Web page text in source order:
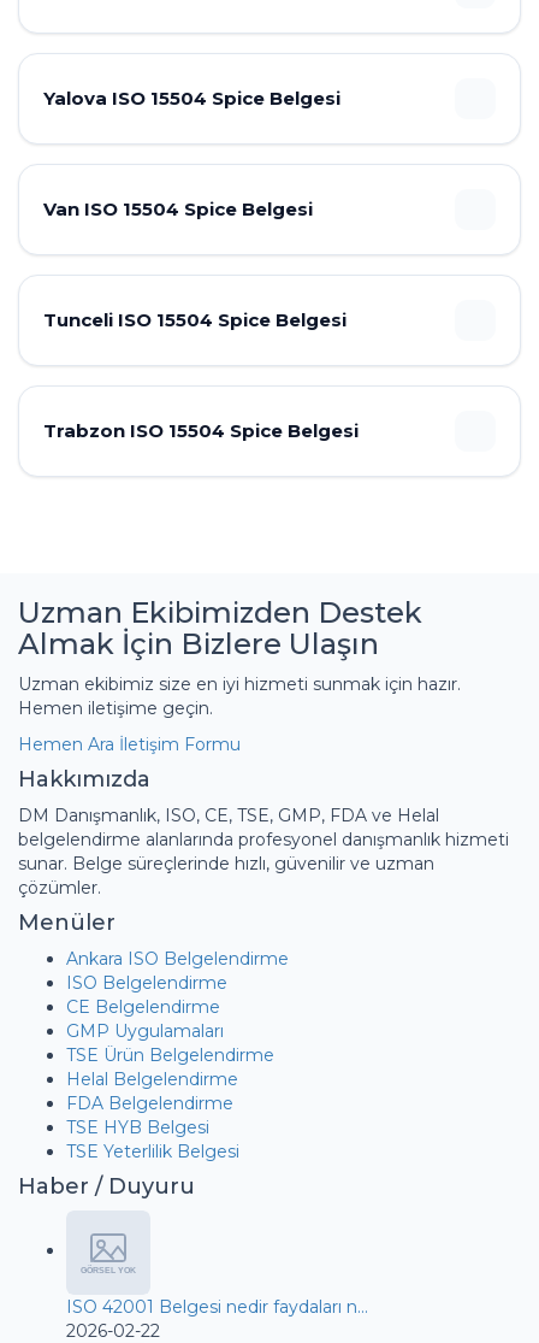
Yalova ISO 15504 Spice Belgesi
Van ISO 15504 Spice Belgesi
Tunceli ISO 15504 Spice Belgesi
Trabzon ISO 15504 Spice Belgesi
Uzman Ekibimizden Destek
Almak İçin Bizlere Ulaşın
Uzman ekibimiz size en iyi hizmeti sunmak için hazır.
Hemen iletişime geçin.
Hemen Ara İletişim Formu
Hakkımızda
DM Danışmanlık, ISO, CE, TSE, GMP, FDA ve Helal
belgelendirme alanlarında profesyonel danışmanlık hizmeti
sunar. Belge süreçlerinde hızlı, güvenilir ve uzman
çözümler.
Menüler
Ankara ISO Belgelendirme
ISO Belgelendirme
CE Belgelendirme
GMP Uygulamaları
TSE Ürün Belgelendirme
Helal Belgelendirme
FDA Belgelendirme
TSE HYB Belgesi
TSE Yeterlilik Belgesi
Haber / Duyuru
ISO 42001 Belgesi nedir faydaları n...
2026-02-22